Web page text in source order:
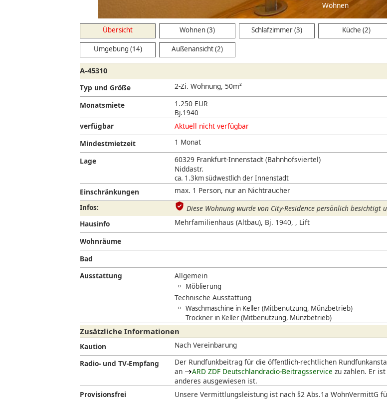
Wohnen
Übersicht Wohnen (3) Schlafzimmer (3) Küche (2)
Umgebung (14) Außenansicht (2)
A-45310
Typ und Größe
2-Zi. Wohnung, 50m²
Monatsmiete
1.250 EUR
Bj.1940
verfügbar
Aktuell nicht verfügbar
Mindestmietzeit
1 Monat
Lage
60329 Frankfurt-Innenstadt (Bahnhofsviertel)
Niddastr.
ca. 1.3km südwestlich der Innenstadt
Einschränkungen
max. 1 Person, nur an Nichtraucher
Infos:
Diese Wohnung wurde von City-Residence persönlich besichtigt
Hausinfo
Mehrfamilienhaus (Altbau), Bj. 1940, , Lift
Wohnräume
Bad
Ausstattung
Allgemein
Möblierung
Technische Ausstattung
Waschmaschine in Keller (Mitbenutzung, Münzbetrieb)
Trockner in Keller (Mitbenutzung, Münzbetrieb)
Zusätzliche Informationen
Kaution
Nach Vereinbarung
Radio- und TV-Empfang
Der Rundfunkbeitrag für die öffentlich-rechtlichen
an
ARD ZDF Deutschlandradio-Beitragsservice zu zahlen. Er
anderes ausgewiesen ist.
Provisionsfrei
Unsere Vermittlungsleistung ist nach §2 Abs.1a WohnVermittG